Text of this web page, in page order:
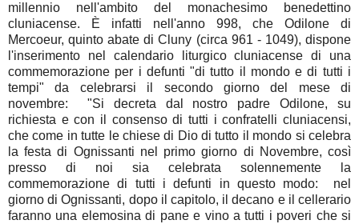
millennio nell'ambito del monachesimo benedettino
cluniacense. È infatti nell'anno 998, che Odilone di
Mercoeur, quinto abate di Cluny (circa 961 - 1049), dispone
l'inserimento nel calendario liturgico cluniacense di una
commemorazione per i defunti "di tutto il mondo e di tutti i
tempi" da celebrarsi il secondo giorno del mese di
novembre: "Si decreta dal nostro padre Odilone, su
richiesta e con il consenso di tutti i confratelli cluniacensi,
che come in tutte le chiese di Dio di tutto il mondo si celebra
la festa di Ognissanti nel primo giorno di Novembre, così
presso di noi sia celebrata solennemente la
commemorazione di tutti i defunti in questo modo: nel
giorno di Ognissanti, dopo il capitolo, il decano e il cellerario
faranno una elemosina di pane e vino a tutti i poveri che si